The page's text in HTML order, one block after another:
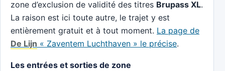
zone d’exclusion de validité des titres Brupass XL.
La raison est ici toute autre, le trajet y est
entièrement gratuit et à tout moment. La page de
De Lijn « Zaventem Luchthaven » le précise.
Les entrées et sorties de zone